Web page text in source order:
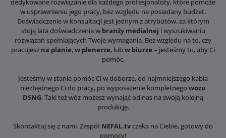
dedykowane rozwiązanie dla każdego profesjonalisty, które pomoże
w usprawnieniu jego pracy, bez względu na posiadany budżet.
Doświadczenie w konsultacji jest jednym z atrybutów, za którym
stoją lata doświadczenia w branży medialnej i wyszukiwaniu
rozwiązań spełniających Twoje wymagania. Bez względu na to, czy
pracujesz na planie,w plenerze, lubw biurze – jesteśmy tu, aby Ci
pomóc.
Jesteśmy w stanie pomóc Ci w doborze, od najmniejszego kabla
niezbędnego Ci do pracy, po wyposażenie kompletnego wozu
DSNG. Taki też wóz możesz wynająć od nas na swoją kolejną
produkcję.
Skontaktuj się z nami. Zespół NEFAL.tvczeka na Ciebie, gotowy do
pomocy!